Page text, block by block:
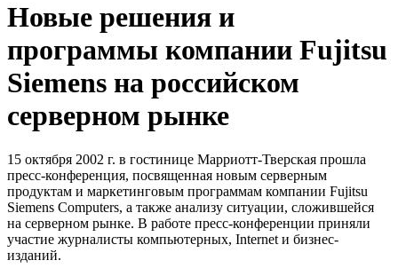
Новые решения и
программы компании Fujitsu
Siemens на российском
серверном рынке
15 октября 2002 г. в гостинице Марриотт-Тверская прошла
пресс-конференция, посвященная новым серверным
продуктам и маркетинговым программам компании Fujitsu
Siemens Computers, а также анализу ситуации, сложившейся
на серверном рынке. В работе пресс-конференции приняли
участие журналисты компьютерных, Internet и бизнес-
изданий.